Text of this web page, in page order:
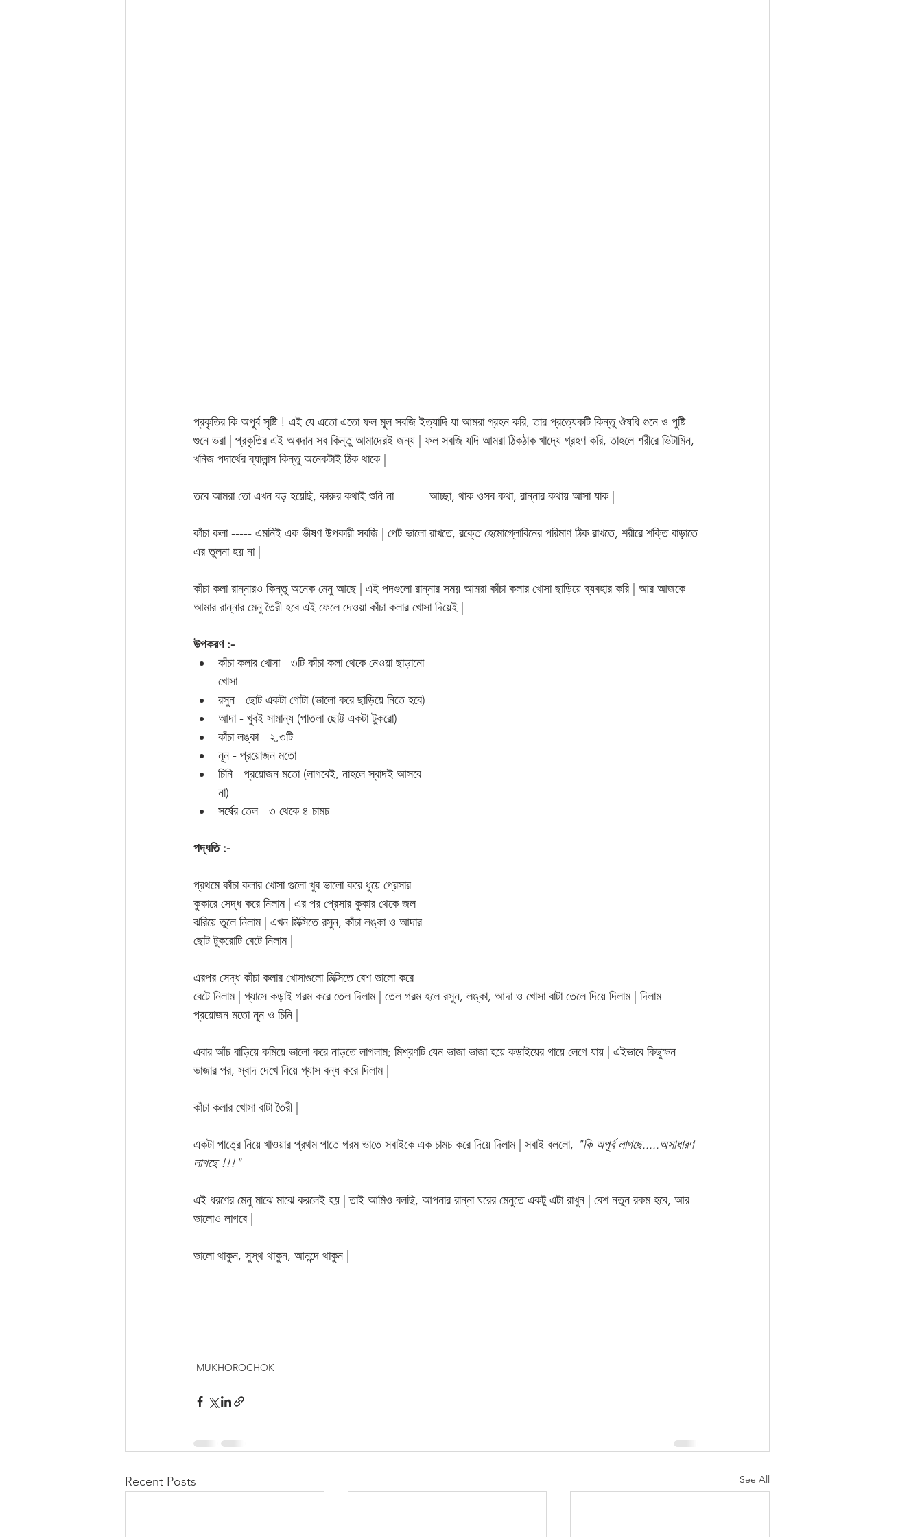
প্রকৃতির কি অপূর্ব সৃষ্টি ! এই যে এতো এতো ফল মূল সবজি ইত্যাদি যা আমরা গ্রহন করি, তার প্রত্যেকটি কিন্তু ঔষধি গুনে ও পুষ্টি
গুনে ভরা | প্রকৃতির এই অবদান সব কিন্তু আমাদেরই জন্য | ফল সবজি যদি আমরা ঠিকঠাক খাদ্যে গ্রহণ করি, তাহলে শরীরে ভিটামিন,
খনিজ পদার্থের ব্যালান্স কিন্তু অনেকটাই ঠিক থাকে |
তবে আমরা তো এখন বড় হয়েছি, কারুর কথাই শুনি না ------- আচ্ছা, থাক ওসব কথা, রান্নার কথায় আসা যাক |
কাঁচা কলা ----- এমনিই এক ভীষণ উপকারী সবজি | পেট ভালো রাখতে, রক্তে হেমোগ্লোবিনের পরিমাণ ঠিক রাখতে, শরীরে শক্তি বাড়াতে
এর তুলনা হয় না |
কাঁচা কলা রান্নারও কিন্তু অনেক মেনু আছে | এই পদগুলো রান্নার সময় আমরা কাঁচা কলার খোসা ছাড়িয়ে ব্যবহার করি | আর আজকে
আমার রান্নার মেনু তৈরী হবে এই ফেলে দেওয়া কাঁচা কলার খোসা দিয়েই |
উপকরণ :-
কাঁচা কলার খোসা - ৩টি কাঁচা কলা থেকে নেওয়া ছাড়ানো
খোসা
রসুন - ছোট একটা গোটা (ভালো করে ছাড়িয়ে নিতে হবে)
আদা - খুবই সামান্য (পাতলা ছোট্ট একটা টুকরো)
কাঁচা লঙ্কা - ২,৩টি
নূন - প্রয়োজন মতো
চিনি - প্রয়োজন মতো (লাগবেই, নাহলে স্বাদই আসবে
না)
সর্ষের তেল - ৩ থেকে ৪ চামচ
পদ্ধতি :-
প্রথমে কাঁচা কলার খোসা গুলো খুব ভালো করে ধুয়ে প্রেসার
কুকারে সেদ্ধ করে নিলাম | এর পর প্রেসার কুকার থেকে জল
ঝরিয়ে তুলে নিলাম | এখন মিক্সিতে রসুন, কাঁচা লঙ্কা ও আদার
ছোট টুকরোটি বেটে নিলাম |
এরপর সেদ্ধ কাঁচা কলার খোসাগুলো মিক্সিতে বেশ ভালো করে
বেটে নিলাম | গ্যাসে কড়াই গরম করে তেল দিলাম | তেল গরম হলে রসুন, লঙ্কা, আদা ও খোসা বাটা তেলে দিয়ে দিলাম | দিলাম
প্রয়োজন মতো নূন ও চিনি |
এবার আঁচ বাড়িয়ে কমিয়ে ভালো করে নাড়তে লাগলাম; মিশ্রণটি যেন ভাজা ভাজা হয়ে কড়াইয়ের গায়ে লেগে যায় | এইভাবে কিছুক্ষন
ভাজার পর, স্বাদ দেখে নিয়ে গ্যাস বন্ধ করে দিলাম |
কাঁচা কলার খোসা বাটা তৈরী |
একটা পাত্রে নিয়ে খাওয়ার প্রথম পাতে গরম ভাতে সবাইকে এক চামচ করে দিয়ে দিলাম | সবাই বললো, "কি অপূর্ব লাগছে.....অসাধারণ
লাগছে !!!"
এই ধরণের মেনু মাঝে মাঝে করলেই হয় | তাই আমিও বলছি, আপনার রান্না ঘরের মেনুতে একটু এটা রাখুন | বেশ নতুন রকম হবে, আর
ভালোও লাগবে |
ভালো থাকুন, সুস্থ থাকুন, আনন্দে থাকুন |
MUKHOROCHOK
Recent Posts See All